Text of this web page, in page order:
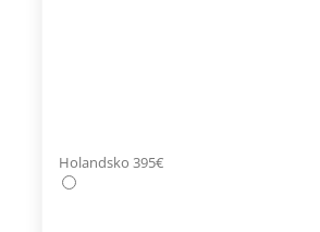
Holandsko 395€